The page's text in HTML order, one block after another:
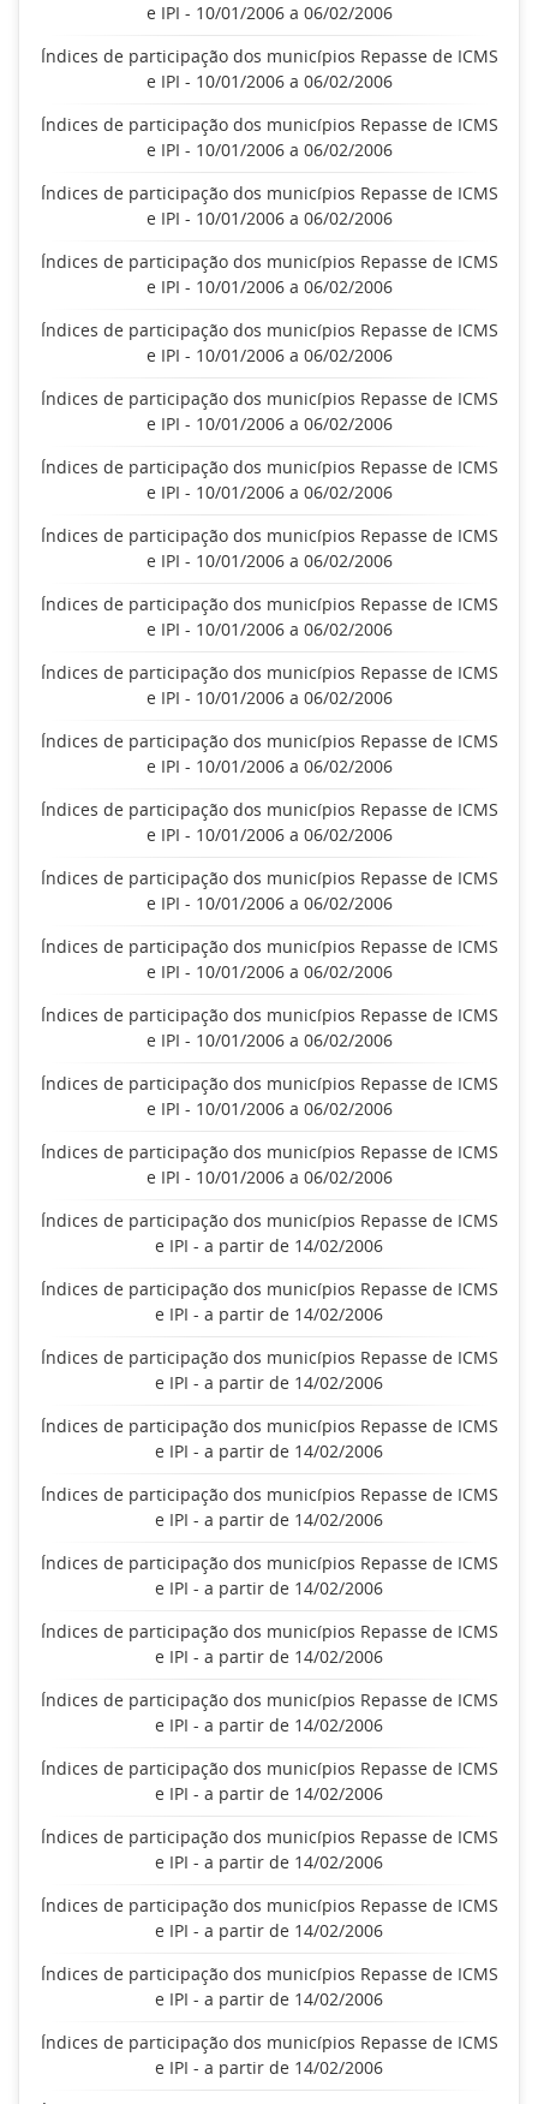
e IPI - 10/01/2006 a 06/02/2006
Índices de participação dos municípios Repasse de ICMS
e IPI - 10/01/2006 a 06/02/2006
Índices de participação dos municípios Repasse de ICMS
e IPI - 10/01/2006 a 06/02/2006
Índices de participação dos municípios Repasse de ICMS
e IPI - 10/01/2006 a 06/02/2006
Índices de participação dos municípios Repasse de ICMS
e IPI - 10/01/2006 a 06/02/2006
Índices de participação dos municípios Repasse de ICMS
e IPI - 10/01/2006 a 06/02/2006
Índices de participação dos municípios Repasse de ICMS
e IPI - 10/01/2006 a 06/02/2006
Índices de participação dos municípios Repasse de ICMS
e IPI - 10/01/2006 a 06/02/2006
Índices de participação dos municípios Repasse de ICMS
e IPI - 10/01/2006 a 06/02/2006
Índices de participação dos municípios Repasse de ICMS
e IPI - 10/01/2006 a 06/02/2006
Índices de participação dos municípios Repasse de ICMS
e IPI - 10/01/2006 a 06/02/2006
Índices de participação dos municípios Repasse de ICMS
e IPI - 10/01/2006 a 06/02/2006
Índices de participação dos municípios Repasse de ICMS
e IPI - 10/01/2006 a 06/02/2006
Índices de participação dos municípios Repasse de ICMS
e IPI - 10/01/2006 a 06/02/2006
Índices de participação dos municípios Repasse de ICMS
e IPI - 10/01/2006 a 06/02/2006
Índices de participação dos municípios Repasse de ICMS
e IPI - 10/01/2006 a 06/02/2006
Índices de participação dos municípios Repasse de ICMS
e IPI - 10/01/2006 a 06/02/2006
Índices de participação dos municípios Repasse de ICMS
e IPI - 10/01/2006 a 06/02/2006
Índices de participação dos municípios Repasse de ICMS
e IPI - a partir de 14/02/2006
Índices de participação dos municípios Repasse de ICMS
e IPI - a partir de 14/02/2006
Índices de participação dos municípios Repasse de ICMS
e IPI - a partir de 14/02/2006
Índices de participação dos municípios Repasse de ICMS
e IPI - a partir de 14/02/2006
Índices de participação dos municípios Repasse de ICMS
e IPI - a partir de 14/02/2006
Índices de participação dos municípios Repasse de ICMS
e IPI - a partir de 14/02/2006
Índices de participação dos municípios Repasse de ICMS
e IPI - a partir de 14/02/2006
Índices de participação dos municípios Repasse de ICMS
e IPI - a partir de 14/02/2006
Índices de participação dos municípios Repasse de ICMS
e IPI - a partir de 14/02/2006
Índices de participação dos municípios Repasse de ICMS
e IPI - a partir de 14/02/2006
Índices de participação dos municípios Repasse de ICMS
e IPI - a partir de 14/02/2006
Índices de participação dos municípios Repasse de ICMS
e IPI - a partir de 14/02/2006
Índices de participação dos municípios Repasse de ICMS
e IPI - a partir de 14/02/2006